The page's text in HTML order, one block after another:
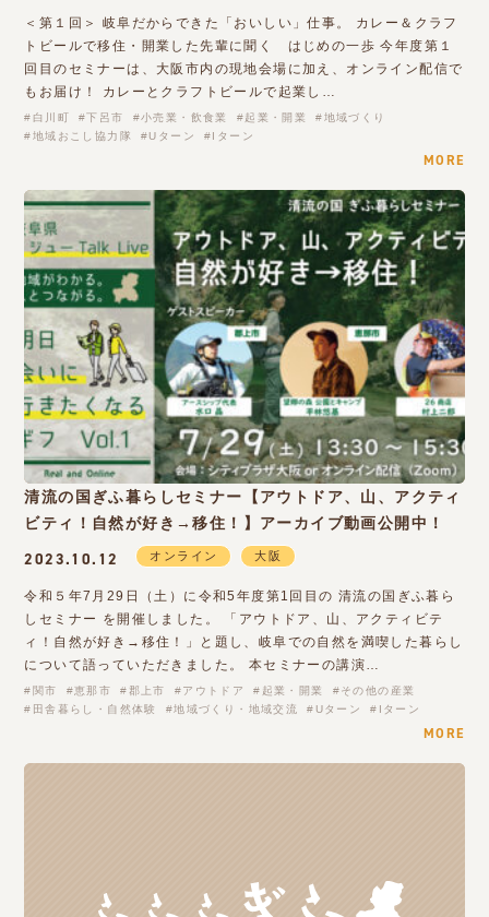
＜第１回＞ 岐阜だからできた「おいしい」仕事。 カレー＆クラフ
トビールで移住・開業した先輩に聞く はじめの一歩 今年度第１
回目のセミナーは、大阪市内の現地会場に加え、オンライン配信で
もお届け！ カレーとクラフトビールで起業し…
白川町 下呂市 小売業・飲食業 起業・開業
地域づくり
地域おこし協力隊
Uターン Iターン
MORE
清流の国ぎふ暮らしセミナー【アウトドア、山、アクティ
ビティ！自然が好き→移住！】アーカイブ動画公開中！
2023.10.12 オンライン 大阪
令和５年7月29日（土）に令和5年度第1回目の 清流の国ぎふ暮ら
しセミナー を開催しました。 「アウトドア、山、アクティビテ
ィ！自然が好き→移住！」と題し、岐阜での自然を満喫した暮らし
について語っていただきました。 本セミナーの講演…
関市 恵那市 郡上市 アウトドア 起業・開業
その他の産業
田舎暮らし・自然体験
地域づくり・地域交流 Uターン Iターン
MORE